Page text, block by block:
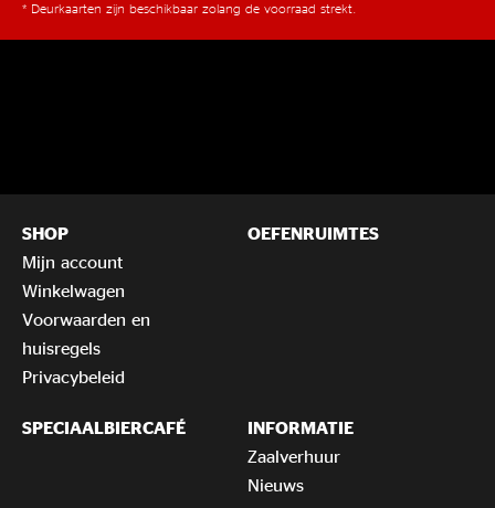
* Deurkaarten zijn beschikbaar zolang de voorraad strekt.
SHOP
Mijn account
Winkelwagen
Voorwaarden en
huisregels
Privacybeleid
OEFENRUIMTES
SPECIAALBIERCAFÉ
INFORMATIE
Zaalverhuur
Nieuws